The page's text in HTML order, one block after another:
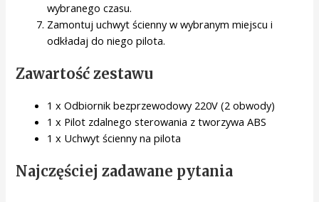
wybranego czasu.
Zamontuj uchwyt ścienny w wybranym miejscu i
odkładaj do niego pilota.
Zawartość zestawu
1 x Odbiornik bezprzewodowy 220V (2 obwody)
1 x Pilot zdalnego sterowania z tworzywa ABS
1 x Uchwyt ścienny na pilota
Najczęściej zadawane pytania